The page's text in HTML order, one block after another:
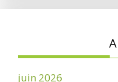
juin 2026